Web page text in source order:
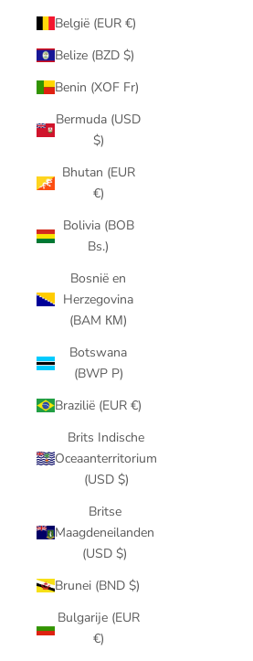
België (EUR €)
Belize (BZD $)
Benin (XOF Fr)
Bermuda (USD
$)
Bhutan (EUR
€)
Bolivia (BOB
Bs.)
Bosnië en
Herzegovina
(BAM КМ)
Botswana
(BWP P)
Brazilië (EUR €)
Brits Indische
Oceaanterritorium
(USD $)
Britse
Maagdeneilanden
(USD $)
Brunei (BND $)
Bulgarije (EUR
€)